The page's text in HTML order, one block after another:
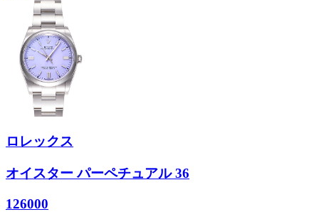
ロレックス
オイスター パーペチュアル 36
126000